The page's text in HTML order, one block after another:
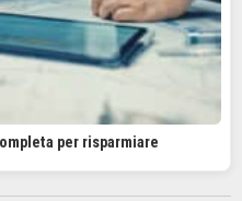
per risparmiare